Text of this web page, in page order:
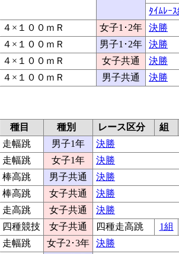
ﾀｲﾑﾚｰ
４×１００ｍＲ 女子1･2年
決勝
４×１００ｍＲ 男子1･2年
決勝
４×１００ｍＲ 女子共通
決勝
４×１００ｍＲ 男子共通 決勝
種目 種別 レース区分
組
走幅跳 男子1年
決勝
走幅跳 女子1年
決勝
棒高跳 男子共通
決勝
棒高跳 女子共通
決勝
走高跳 女子共通
決勝
四種競技 女子共通 四種走高跳
1組
走幅跳 女子2･3年
決勝